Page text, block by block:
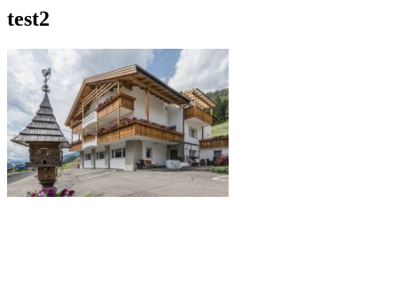
test2